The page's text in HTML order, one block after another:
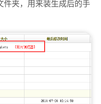
件夹，用来装生成后的手